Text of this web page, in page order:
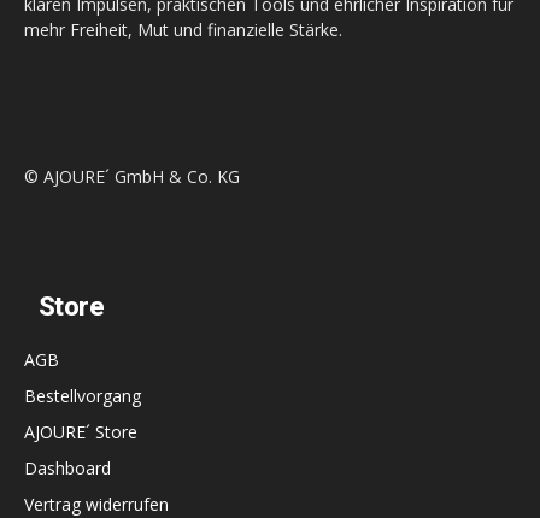
mehr Freiheit, Mut und finanzielle Stärke.
© AJOURE´ GmbH & Co. KG
Store
AGB
Bestellvorgang
AJOURE´ Store
Dashboard
Vertrag widerrufen